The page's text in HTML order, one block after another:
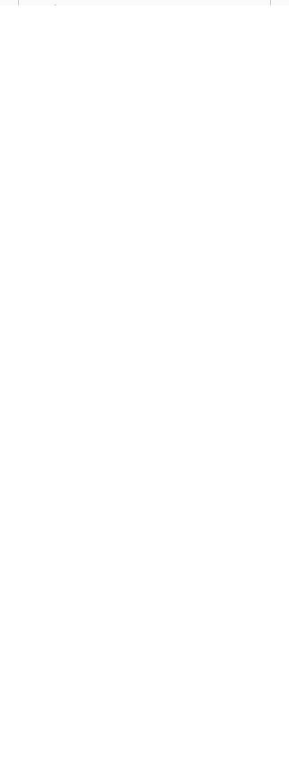
Write a comment...